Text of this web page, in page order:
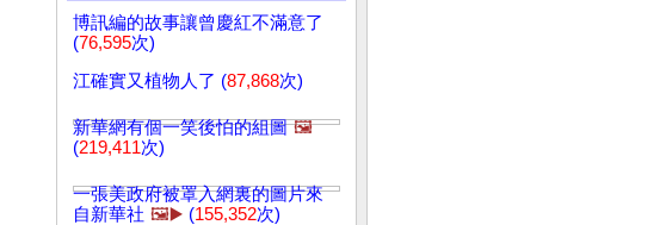
博訊編的故事讓曾慶紅不滿意了
(76,595次)
江確實又植物人了 (87,868次)
新華網有個一笑後怕的組圖 🖼️
(219,411次)
一張美政府被罩入網裏的圖片來
自新華社 🖼️▶️ (155,352次)